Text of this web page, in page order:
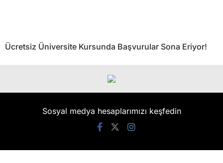
Ücretsiz Üniversite Kursunda Başvurular Sona Eriyor!
Sosyal medya hesaplarımızı keşfedin